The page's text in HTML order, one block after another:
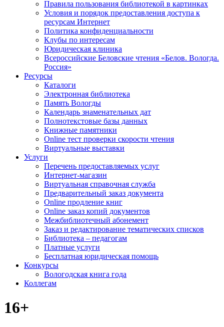
Правила пользования библиотекой в картинках
Условия и порядок предоставления доступа к
ресурсам Интернет
Политика конфиденциальности
Клубы по интересам
Юридическая клиника
Всероссийские Беловские чтения «Белов. Вологда.
Россия»
Ресурсы
Каталоги
Электронная библиотека
Память Вологды
Календарь знаменательных дат
Полнотекстовые базы данных
Книжные памятники
Online тест проверки скорости чтения
Виртуальные выставки
Услуги
Перечень предоставляемых услуг
Интернет-магазин
Виртуальная справочная служба
Предварительный заказ документа
Online продление книг
Online заказ копий документов
Межбиблиотечный абонемент
Заказ и редактирование тематических списков
Библиотека – педагогам
Платные услуги
Бесплатная юридическая помощь
Конкурсы
Вологодская книга года
Коллегам
16+